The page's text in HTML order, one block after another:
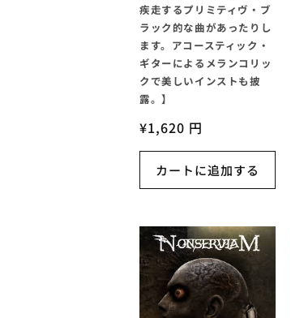
疾走するプリミティヴ・ブ
ラック的な曲があったりし
ます。アコースティック・
ギターによるメランコリッ
クで美しいインストも披
露。】
通
常
格
¥1,620 円
カートに追加する